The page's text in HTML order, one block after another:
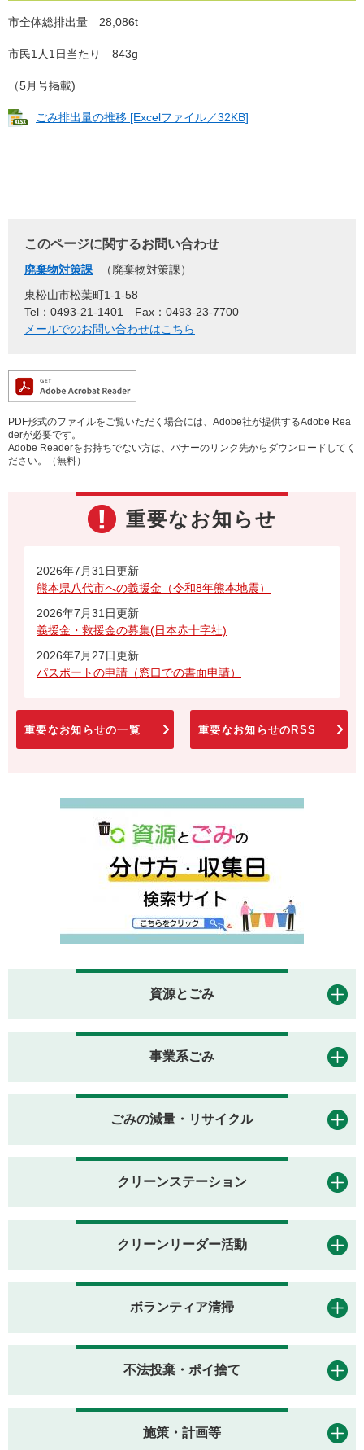
市全体総排出量 28,086t
市民1人1日当たり 843g
（5月号掲載)
ごみ排出量の推移 [Excelファイル／32KB]
このページに関するお問い合わせ
廃棄物対策課
廃棄物対策課
東松山市松葉町1-1-58
Tel：0493-21-1401
Fax：0493-23-7700
メールでのお問い合わせはこちら
PDF形式のファイルをご覧いただく場合には、Adobe社が提供するAdobe Rea
derが必要です。
Adobe Readerをお持ちでない方は、バナーのリンク先からダウンロードしてく
ださい。（無料）
重要なお知らせ
2026年7月31日更新
熊本県八代市への義援金（令和8年熊本地震）
2026年7月31日更新
義援金・救援金の募集(日本赤十字社)
2026年7月27日更新
パスポートの申請（窓口での書面申請）
重要なお知らせの一覧 重要なお知らせのRSS
資源とごみ
事業系ごみ
ごみの減量・リサイクル
クリーンステーション
クリーンリーダー活動
ボランティア清掃
不法投棄・ポイ捨て
施策・計画等